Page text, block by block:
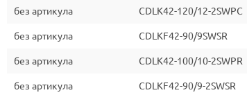
без артикула CDLK42-120/12-2SWPC
без артикула CDLKF42-90/9SWSR
без артикула CDLK42-100/10-2SWPR
без артикула CDLKF42-90/9-2SWSR